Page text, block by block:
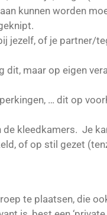
kunnen worden
jezelf, of je partner/
dit, maar op eigen
… dit op
kleedkamers. Je
of op stil gezet
te plaatsen, die